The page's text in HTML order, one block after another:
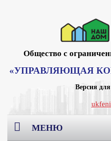
Общество с
«УПРАВЛЯЮЩАЯ
Версия
МЕНЮ